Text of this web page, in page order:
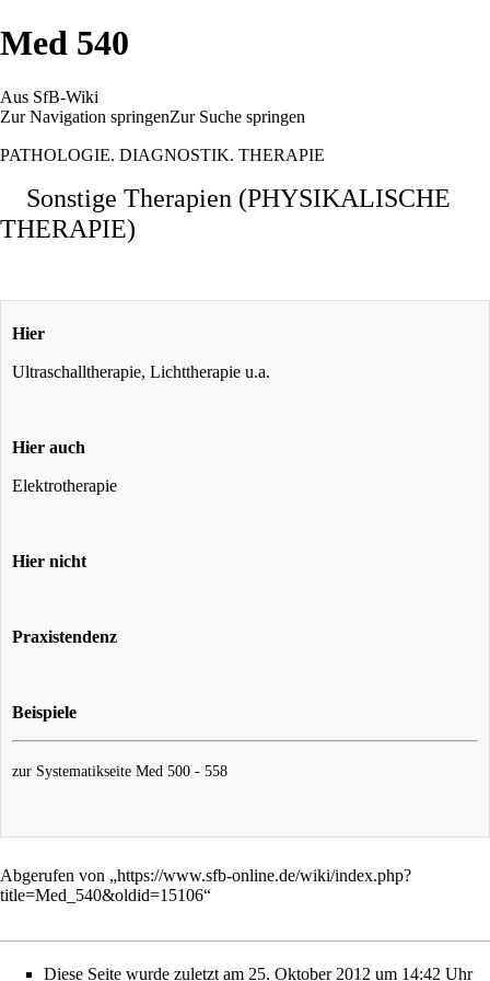
Med 540
Aus SfB-Wiki
Zur Navigation springenZur Suche springen
PATHOLOGIE. DIAGNOSTIK. THERAPIE
Sonstige Therapien (PHYSIKALISCHE
THERAPIE)
Hier
Ultraschalltherapie, Lichttherapie u.a.
Hier auch
Elektrotherapie
Hier nicht
Praxistendenz
Beispiele
zur Systematikseite Med 500 - 558
Abgerufen von „https://www.sfb-online.de/wiki/index.php?
title=Med_540&oldid=15106“
Diese Seite wurde zuletzt am 25. Oktober 2012 um 14:42 Uhr